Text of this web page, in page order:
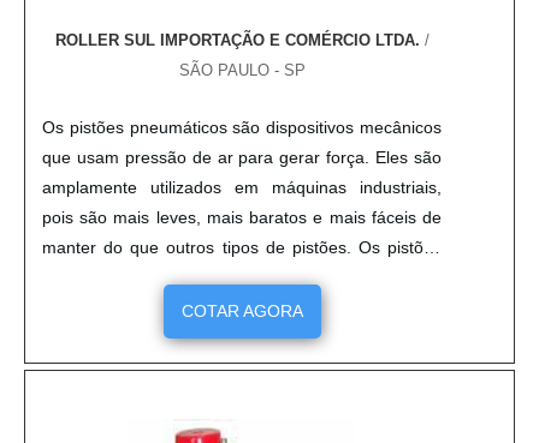
ROLLER SUL IMPORTAÇÃO E COMÉRCIO LTDA. /
SÃO PAULO - SP
Os pistões pneumáticos são dispositivos mecânicos
que usam pressão de ar para gerar força. Eles são
amplamente utilizados em máquinas industriais,
pois são mais leves, mais baratos e mais fáceis de
manter do que outros tipos de pistões. Os pistões
pneumáticos são projetados para suportar altas
pressões e temperaturas, o que os torna ideais
para aplicações industriais. Além disso, eles são
capazes de gerar força de forma rápida e precisa, o
COTAR AGORA